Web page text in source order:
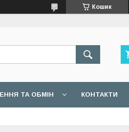
Кошик
ТА ОБМІН КОНТАКТИ